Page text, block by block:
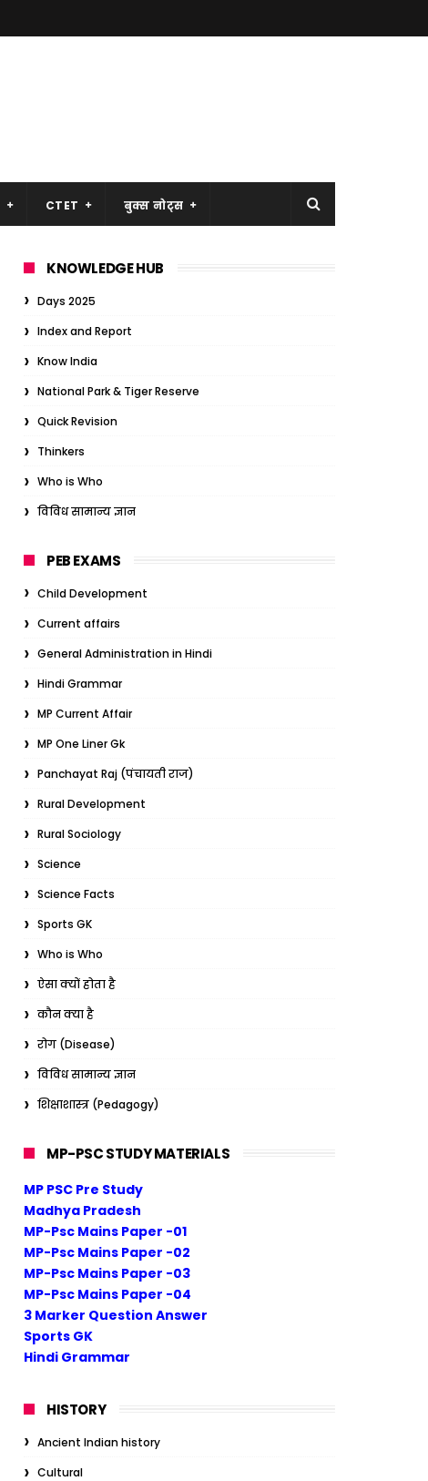
CTET बुक्स नोट्स
KNOWLEDGE HUB
Days 2025
Index and Report
Know India
National Park & Tiger Reserve
Quick Revision
Thinkers
Who is Who
विविध सामान्य ज्ञान
PEB EXAMS
Child Development
Current affairs
General Administration in Hindi
Hindi Grammar
MP Current Affair
MP One Liner Gk
Panchayat Raj (पंचायती राज)
Rural Development
Rural Sociology
Science
Science Facts
Sports GK
Who is Who
ऐसा क्यों होता है
कौन क्या है
रोग (Disease)
विविध सामान्य ज्ञान
शिक्षाशास्त्र (Pedagogy)
MP-PSC STUDY MATERIALS
MP PSC Pre Study
Madhya Pradesh
MP-Psc Mains Paper -01
MP-Psc Mains Paper -02
MP-Psc Mains Paper -03
MP-Psc Mains Paper -04
3 Marker Question Answer
Sports GK
Hindi Grammar
HISTORY
Ancient Indian history
Cultural